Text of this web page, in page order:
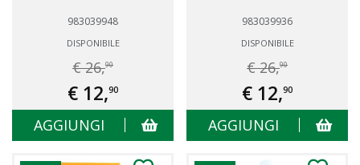
983039948
DISPONIBILE
€ 26,90
€ 12,90
AGGIUNGI
983039936
DISPONIBILE
€ 26,90
€ 12,90
AGGIUNGI